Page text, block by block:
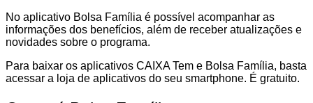
No aplicativo Bolsa Família é possível acompanhar as
informações dos benefícios, além de receber atualizações e
novidades sobre o programa.
Para baixar os aplicativos CAIXA Tem e Bolsa Família, basta
acessar a loja de aplicativos do seu smartphone. É gratuito.